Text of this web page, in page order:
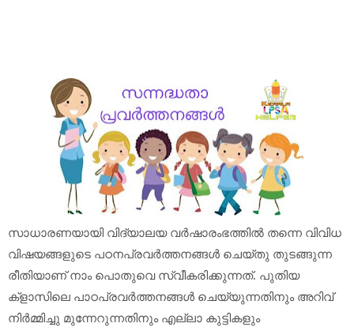
സാധാരണയായി വിദ്യാലയ വർഷാരംഭത്തിൽ തന്നെ വിവിധ
വിഷയങ്ങളുടെ പഠനപ്രവർത്തനങ്ങൾ ചെയ്തു തുടങ്ങുന്ന
രീതിയാണ് നാം പൊതുവെ സ്വീകരിക്കുന്നത്. പുതിയ
ക്‌ളാസിലെ പാഠപ്രവർത്തനങ്ങൾ ചെയ്യുന്നതിനും അറിവ്
നിർമ്മിച്ചു മുന്നേറുന്നതിനും എല്ലാ കുട്ടികളും